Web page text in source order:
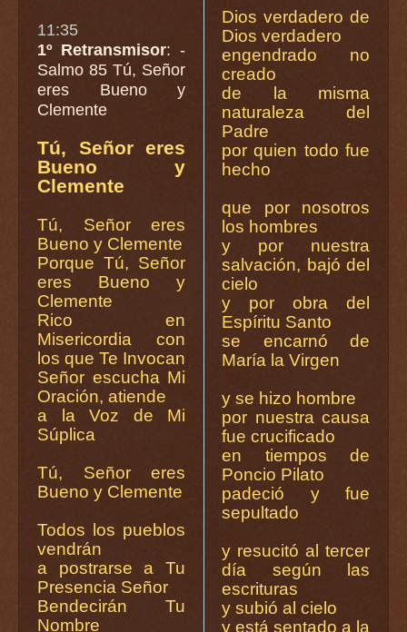
11:35
1º Retransmisor: -
Salmo 85 Tú, Señor
eres Bueno y
Clemente
Tú, Señor eres
Bueno y
Clemente
Tú, Señor eres
Bueno y Clemente
Porque Tú, Señor
eres Bueno y
Clemente
Rico en
Misericordia con
los que Te Invocan
Señor escucha Mi
Oración, atiende
a la Voz de Mi
Súplica
Tú, Señor eres
Bueno y Clemente
Todos los pueblos
vendrán
a postrarse a Tu
Presencia Señor
Bendecirán Tu
Nombre
Dios verdadero de
Dios verdadero
engendrado no
creado
de la misma
naturaleza del
Padre
por quien todo fue
hecho
que por nosotros
los hombres
y por nuestra
salvación, bajó del
cielo
y por obra del
Espíritu Santo
se encarnó de
María la Virgen
y se hizo hombre
por nuestra causa
fue crucificado
en tiempos de
Poncio Pilato
padeció y fue
sepultado
y resucitó al tercer
día según las
escrituras
y subió al cielo
y está sentado a la